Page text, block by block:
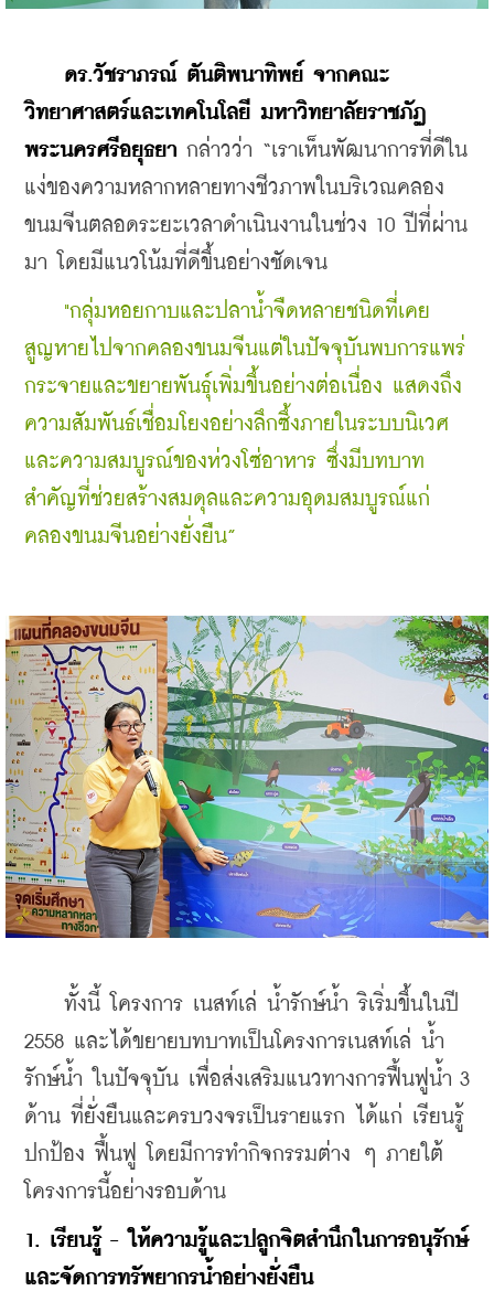
ดร.วัชราภรณ์ ตันติพนาทิพย์ จากคณะ
วิทยาศาสตร์และเทคโนโลยี มหาวิทยาลัยราชภัฏ
พระนครศรีอยุธยา กล่าวว่า “เราเห็นพัฒนาการที่ดีใน
แง่ของความหลากหลายทางชีวภาพในบริเวณคลอง
ขนมจีนตลอดระยะเวลาดำเนินงานในช่วง 10 ปีที่ผ่าน
มา โดยมีแนวโน้มที่ดีขึ้นอย่างชัดเจน
"กลุ่มหอยกาบและปลาน้ำจืดหลายชนิดที่เคย
สูญหายไปจากคลองขนมจีนแต่ในปัจจุบันพบการแพร่
กระจายและขยายพันธุ์เพิ่มขึ้นอย่างต่อเนื่อง แสดงถึง
ความสัมพันธ์เชื่อมโยงอย่างลึกซึ้งภายในระบบนิเวศ
และความสมบูรณ์ของห่วงโซ่อาหาร ซึ่งมีบทบาท
สำคัญที่ช่วยสร้างสมดุลและความอุดมสมบูรณ์แก่
คลองขนมจีนอย่างยั่งยืน”
ทั้งนี้ โครงการ เนสท์เล่ น้ำรักษ์น้ำ ริเริ่มขึ้นในปี
2558 และได้ขยายบทบาทเป็นโครงการเนสท์เล่ น้ำ
รักษ์น้ำ ในปัจจุบัน เพื่อส่งเสริมแนวทางการฟื้นฟูน้ำ 3
ด้าน ที่ยั่งยืนและครบวงจรเป็นรายแรก ได้แก่ เรียนรู้
ปกป้อง ฟื้นฟู โดยมีการทำกิจกรรมต่าง ๆ ภายใต้
โครงการนี้อย่างรอบด้าน
1. เรียนรู้ - ให้ความรู้และปลูกจิตสำนึกในการอนุรักษ์
และจัดการทรัพยากรน้ำอย่างยั่งยืน